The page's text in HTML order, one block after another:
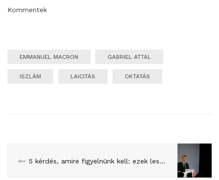
Kommentek
EMMANUEL MACRON GABRIEL ATTAL
ISZLÁM LAICITÁS OKTATÁS
5 kérdés, amire figyelnünk kell: ezek lesznek az ősz nagy ügyei